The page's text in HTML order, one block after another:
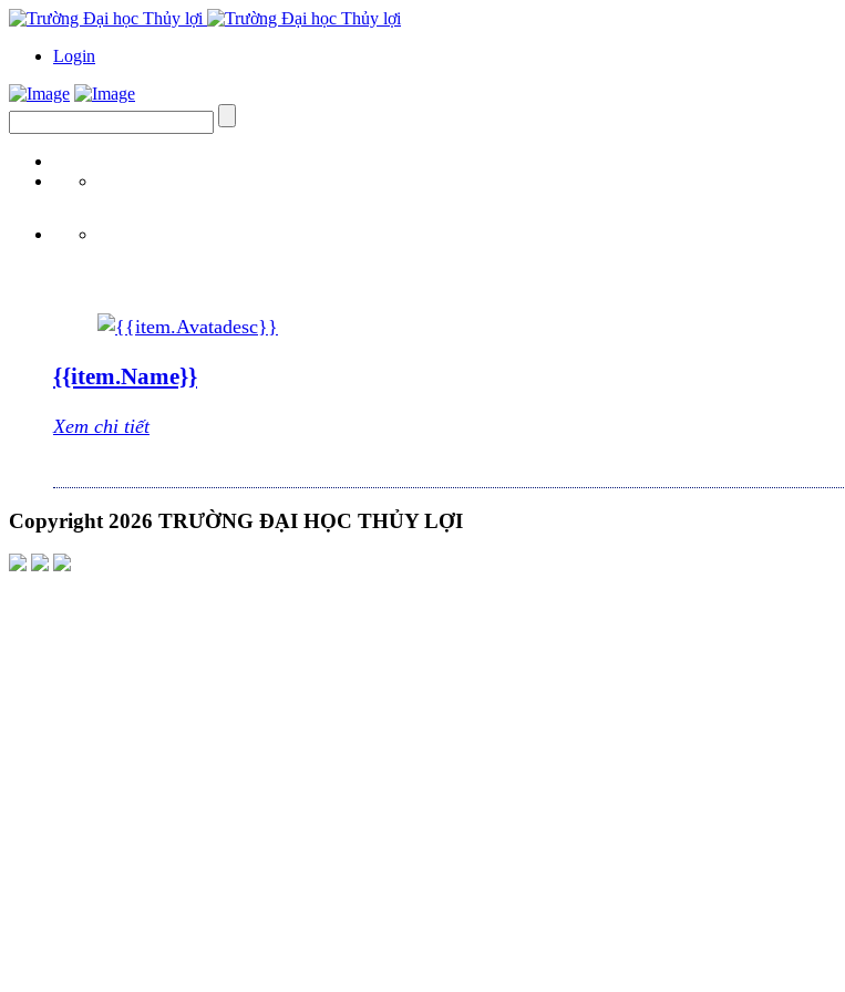
Login
{{item.Name}}
Xem chi tiết
Copyright 2026 TRƯỜNG ĐẠI HỌC THỦY LỢI